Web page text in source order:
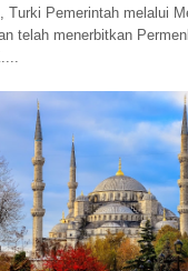
Turki Pemerintah melalui
telah menerbitkan